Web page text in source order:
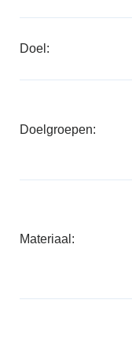
Doel:
Doelgroepen:
Materiaal: